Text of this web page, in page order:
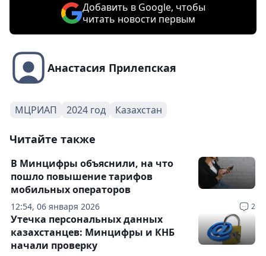
Добавить в Google, чтобы
читать новости первым
Анастасия Прилепская
МЦРИАП 2024 год Казахстан
Читайте также
12:54, 06 января 2026 2
В Минцифры объяснили, на что
пошло повышение тарифов
мобильных операторов
Утечка персональных данных
казахстанцев: Минцифры и КНБ
начали проверку